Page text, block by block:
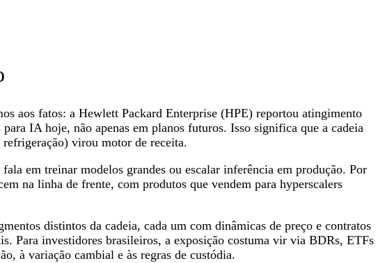
aos fatos: a Hewlett Packard Enterprise (HPE) reportou atingimento
IA hoje, não apenas em planos futuros. Isso significa que a cadeia
refrigeração) virou motor de receita.
em treinar modelos grandes ou escalar inferência em produção. Por
na linha de frente, com produtos que vendem para hyperscalers
distintos da cadeia, cada um com dinâmicas de preço e contratos
Para investidores brasileiros, a exposição costuma vir via BDRs, ETFs
à variação cambial e às regras de custódia.